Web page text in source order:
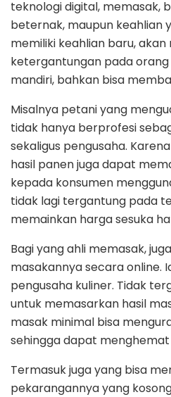
teknologi digital, memasak,
beternak, maupun keahlian
memiliki keahlian baru,
ketergantungan pada orang
mandiri, bahkan bisa
Misalnya petani yang
tidak hanya berprofesi
sekaligus pengusaha.
hasil panen juga dapat
kepada konsumen
tidak lagi tergantung pada
memainkan harga sesuka
Bagi yang ahli memasak,
masakannya secara online.
pengusaha kuliner. Tidak
untuk memasarkan hasil
masak minimal bisa
sehingga dapat
Termasuk juga yang bisa
pekarangannya yang